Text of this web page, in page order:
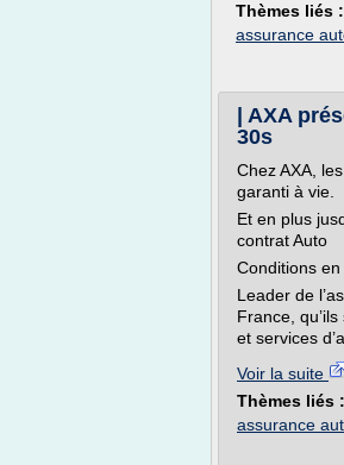
Thèmes liés :
assurance
| AXA
30s
Chez AXA,
garanti à vie.
Et en plus
contrat Auto
Conditions
Leader de
France,
et services
Voir la suite
Thèmes liés :
assurance